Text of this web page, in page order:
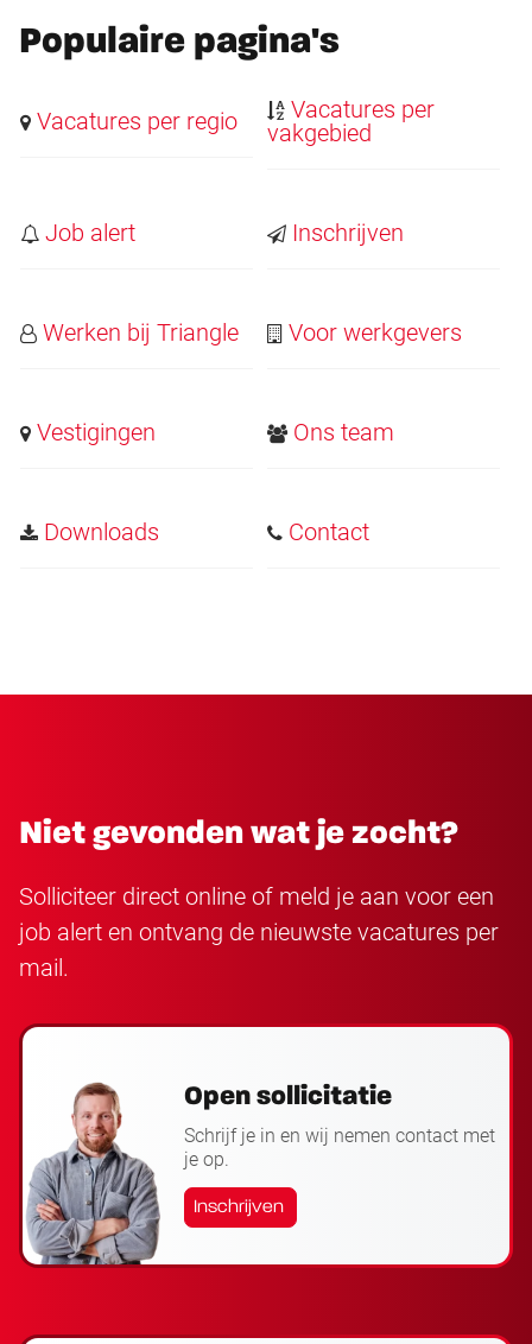
Populaire pagina's
Vacatures per regio
Vacatures per
vakgebied
Job alert Inschrijven
Werken bij Triangle Voor werkgevers
Vestigingen Ons team
Downloads Contact
Niet gevonden wat je zocht?
Solliciteer direct online of meld je aan voor een
job alert en ontvang de nieuwste vacatures per
mail.
Open sollicitatie
Schrijf je in en wij nemen contact met
je op.
Inschrijven